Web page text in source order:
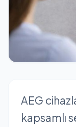
AEG
kapsamlı